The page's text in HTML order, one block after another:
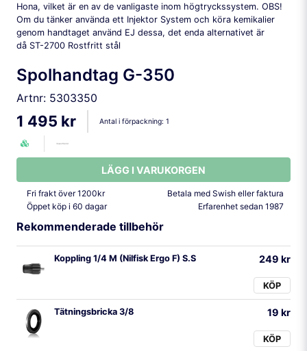
Hona, vilket är en av de vanligaste inom högtryckssystem. OBS!
Om du tänker använda ett Injektor System och köra kemikalier
genom handtaget använd EJ dessa, det enda alternativet är
då ST-2700 Rostfritt stål
Spolhandtag G-350
Artnr: 5303350
1 495 kr Antal i förpackning: 1
LÄGG I VARUKORGEN
Fri frakt över 1200kr
Betala med Swish eller faktura
Öppet köp i 60 dagar
Erfarenhet sedan 1987
Rekommenderade tillbehör
Koppling 1/4 M (Nilfisk Ergo F) S.S 249 kr
KÖP
Tätningsbricka 3/8 19 kr
KÖP